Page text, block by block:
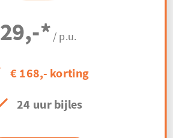
29,-* / p.u.
€ 168,- korting
24 uur bijles